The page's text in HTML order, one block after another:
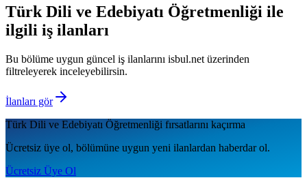
Türk Dili ve Edebiyatı Öğretmenliği ile
ilgili iş ilanları
Bu bölüme uygun güncel iş ilanlarını isbul.net üzerinden
filtreleyerek inceleyebilirsin.
İlanları gör
Türk Dili ve Edebiyatı Öğretmenliği fırsatlarını kaçırma
Ücretsiz üye ol, bölümüne uygun yeni ilanlardan haberdar ol.
Ücretsiz Üye Ol